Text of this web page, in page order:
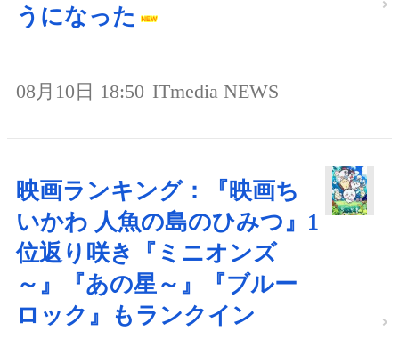
うになった
08月10日 18:50 ITmedia NEWS
映画ランキング：『映画ち
いかわ 人魚の島のひみつ』1
位返り咲き『ミニオンズ
～』『あの星～』『ブルー
ロック』もランクイン